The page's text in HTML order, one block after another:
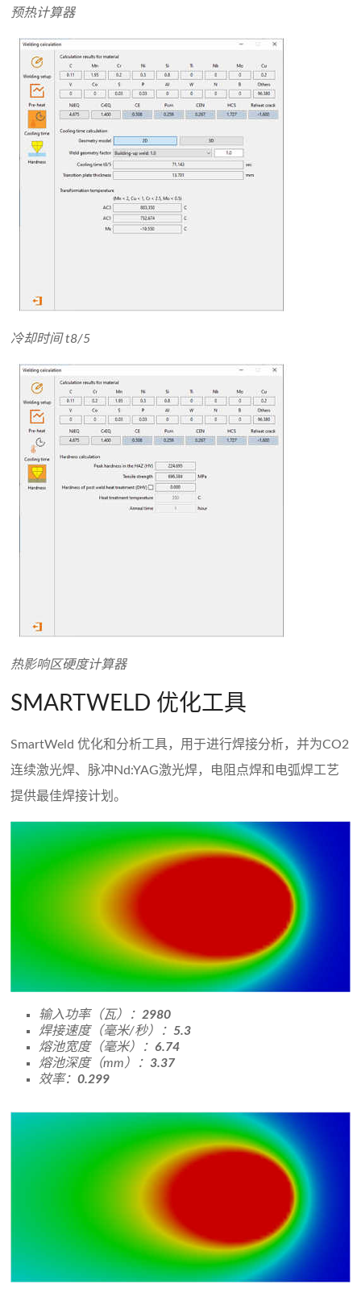
预热计算器
冷却时间 t8/5
热影响区硬度计算器
SMARTWELD 优化工具
SmartWeld 优化和分析工具，用于进行焊接分析，并为CO2
连续激光焊、脉冲Nd:YAG激光焊，电阻点焊和电弧焊工艺
提供最佳焊接计划。
输入功率（瓦）： 2980
焊接速度（毫米/秒）：5.3
熔池宽度（毫米）： 6.74
熔池深度（mm）：3.37
效率：0.299